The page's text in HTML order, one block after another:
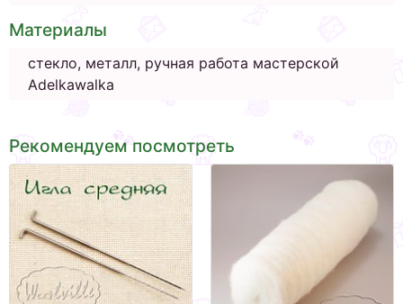
Материалы
стекло, металл, ручная работа мастерской
Adelkawalka
Рекомендуем посмотреть